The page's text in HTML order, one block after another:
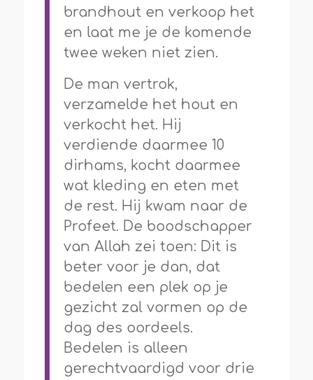
brandhout en verkoop het
en laat me je de komende
twee weken niet zien.
De man vertrok,
verzamelde het hout en
verkocht het. Hij
verdiende daarmee 10
dirhams, kocht daarmee
wat kleding en eten met
de rest. Hij kwam naar de
Profeet. De boodschapper
van Allah zei toen: Dit is
beter voor je dan, dat
bedelen een plek op je
gezicht zal vormen op de
dag des oordeels.
Bedelen is alleen
gerechtvaardigd voor drie